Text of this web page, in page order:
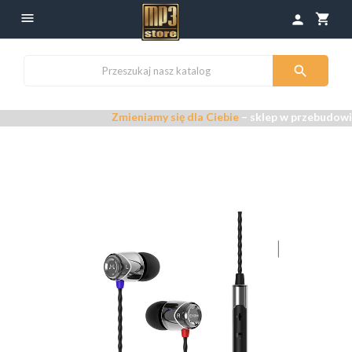
 shopping_cart
person

Zmieniamy się dla Ciebie– sklep w przebudowie –